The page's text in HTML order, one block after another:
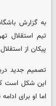
به گزارش
تیم استقلال
پیکان از
تصمیم جدید
این شکل است که
اما او برای